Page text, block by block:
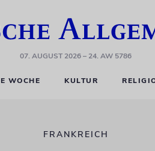
07. AUGUST 2026– 24. AW 5786
WOCHE KULTUR
FRANKREICH